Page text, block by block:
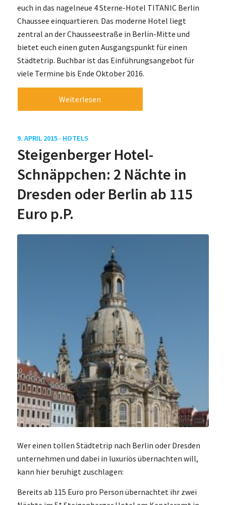
euch in das nagelneue 4 Sterne-Hotel TITANIC Berlin
Chaussee einquartieren. Das moderne Hotel liegt
zentral an der Chausseestraße in Berlin-Mitte und
bietet euch einen guten Ausgangspunkt für einen
Städtetrip. Buchbar ist das Einführungsangebot für
viele Termine bis Ende Oktober 2016.
Weiterlesen
9. APRIL 2015 · HOTELS
Steigenberger Hotel-
Schnäppchen: 2 Nächte in
Dresden oder Berlin ab 115
Euro p.P.
Wer einen tollen Städtetrip nach Berlin oder Dresden
unternehmen und dabei in luxuriös übernachten will,
kann hier beruhigt zuschlagen:
Bereits ab 115 Euro pro Person übernachtet ihr zwei